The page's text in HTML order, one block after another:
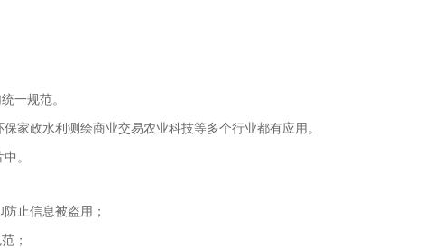
一规范。
家政水利测绘商业交易农业科技等多个行业都有应用。
。
止信息被盗用；
；